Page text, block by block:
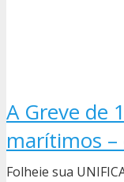
A Greve de
marítimos –
Folheie sua